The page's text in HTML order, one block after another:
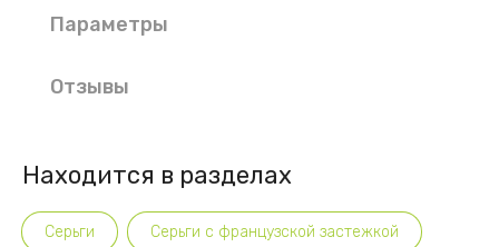
Параметры
Отзывы
Находится в разделах
Серьги Серьги с французской застежкой